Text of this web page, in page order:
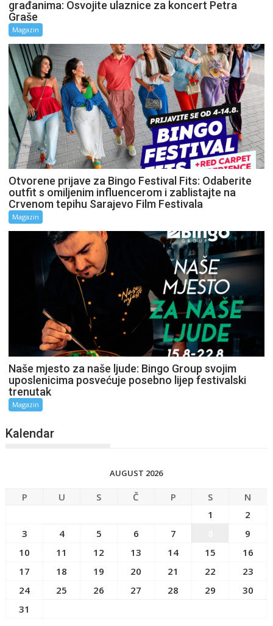
građanima: Osvojite ulaznice za koncert Petra
Graše
Magazin
Otvorene prijave za Bingo Festival Fits: Odaberite
outfit s omiljenim influencerom i zablistajte na
Crvenom tepihu Sarajevo Film Festivala
Magazin
Naše mjesto za naše ljude: Bingo Group svojim
uposlenicima posvećuje posebno lijep festivalski
trenutak
Magazin
Kalendar
AUGUST 2026
P U S Č P S
N
1
2
3
4 5 6 7
9
10
11 12 13 14 15
16
17
18 19 20 21 22
23
24
25 26 27 28 29
30
31